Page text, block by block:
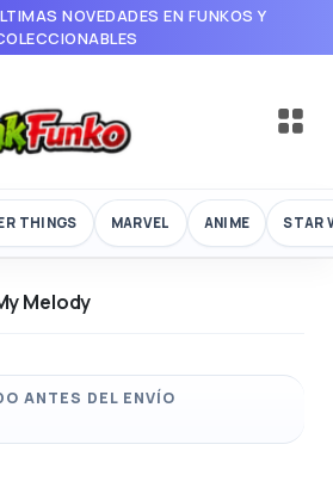
NOVEDADES EN FUNKOS Y
THINGS MARVEL ANIME STAR
Melody